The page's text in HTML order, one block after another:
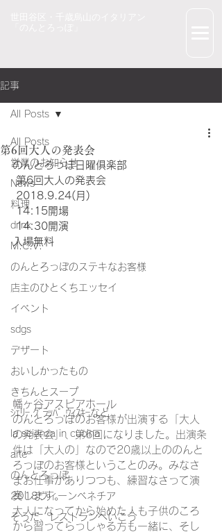
記事
All Posts
営業のお知らせ
News
料理
drink
M.C.V.
のんとろっぽのステキなお客様
店主のひとくちエッセイ
イベント
sdgs
デザート
おいしかったもの
きちんとスープ
ｼｪﾘｰ,ｸﾞﾗｯﾊﾟ,ｳｨｽｷｰなど
la scienza in cucina
arte
のんとろっぽ
2018ウィーンベネチア
そうだ、レストランへいこう
All Posts
第6回大人の発表会
のんとろっぽ日曜俱楽部
第6回大人の発表会
2018.9.24(月)
14:15開場
14:30開演
入場無料
幡ヶ谷アスピアホール
のんとろっぽのお客様が出演する「大人
の発表会」、第6回になりました。出演条
件は「大人の」なので20歳以上ののんと
ろっぽのお客様ということのみ。みなさ
まお仕事がありつつも、練習なさって演
奏します。
大人になってから始めた人も子供のころ
から習ってらっしゃる方も一緒に、そし